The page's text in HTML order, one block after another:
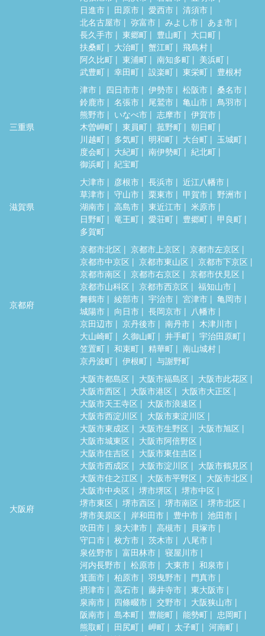
日進市
田原市 愛西市
清須市
北名古屋市
弥富市 みよし市
あま市
長久手市
東郷町 豊山町
大口町
扶桑町
大治町 蟹江町
飛島村
阿久比町
東浦町 南知多町
美浜町
武豊町
幸田町 設楽町 東栄町 豊根村
三重県
津市 四日市市 伊勢市 松阪市
桑名市
鈴鹿市
名張市 尾鷲市 亀山市
鳥羽市
熊野市
いなべ市 志摩市
伊賀市
木曽岬町
東員町 菰野町
朝日町
川越町
多気町 明和町 大台町
玉城町
度会町
大紀町 南伊勢町
紀北町
御浜町
紀宝町
滋賀県
大津市 彦根市 長浜市
近江八幡市
草津市
守山市 栗東市 甲賀市
野洲市
湖南市
高島市 東近江市
米原市
日野町
竜王町 愛荘町 豊郷町
甲良町
多賀町
京都府
京都市北区 京都市上京区
京都市左京区
京都市中京区
京都市東山区
京都市下京区
京都市南区
京都市右京区
京都市伏見区
京都市山科区
京都市西京区
福知山市
舞鶴市
綾部市 宇治市 宮津市
亀岡市
城陽市
向日市 長岡京市
八幡市
京田辺市
京丹後市 南丹市
木津川市
大山崎町
久御山町 井手町
宇治田原町
笠置町
和束町 精華町
南山城村
京丹波町
伊根町 与謝野町
大阪府
大阪市都島区 大阪市福島区
大阪市此花区
大阪市西区
大阪市港区
大阪市大正区
大阪市天王寺区
大阪市浪速区
大阪市西淀川区
大阪市東淀川区
大阪市東成区
大阪市生野区
大阪市旭区
大阪市城東区
大阪市阿倍野区
大阪市住吉区
大阪市東住吉区
大阪市西成区
大阪市淀川区
大阪市鶴見区
大阪市住之江区
大阪市平野区
大阪市北区
大阪市中央区
堺市堺区
堺市中区
堺市東区
堺市西区 堺市南区
堺市北区
堺市美原区
岸和田市 豊中市
池田市
吹田市
泉大津市 高槻市
貝塚市
守口市
枚方市 茨木市
八尾市
泉佐野市
富田林市
寝屋川市
河内長野市
松原市 大東市
和泉市
箕面市
柏原市 羽曳野市
門真市
摂津市
高石市 藤井寺市
東大阪市
泉南市
四條畷市 交野市
大阪狭山市
阪南市
島本町 豊能町 能勢町
忠岡町
熊取町
田尻町 岬町 太子町
河南町